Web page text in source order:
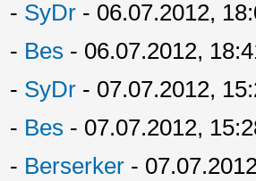
- SyDr - 06.07.2012,
- Bes - 06.07.2012,
- SyDr - 07.07.2012,
- Bes - 07.07.2012,
- Berserker -